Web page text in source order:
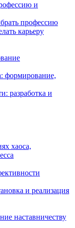
и
профессию
карьеру
формирование,
разработка и
хаоса,
и реализация
наставничеству